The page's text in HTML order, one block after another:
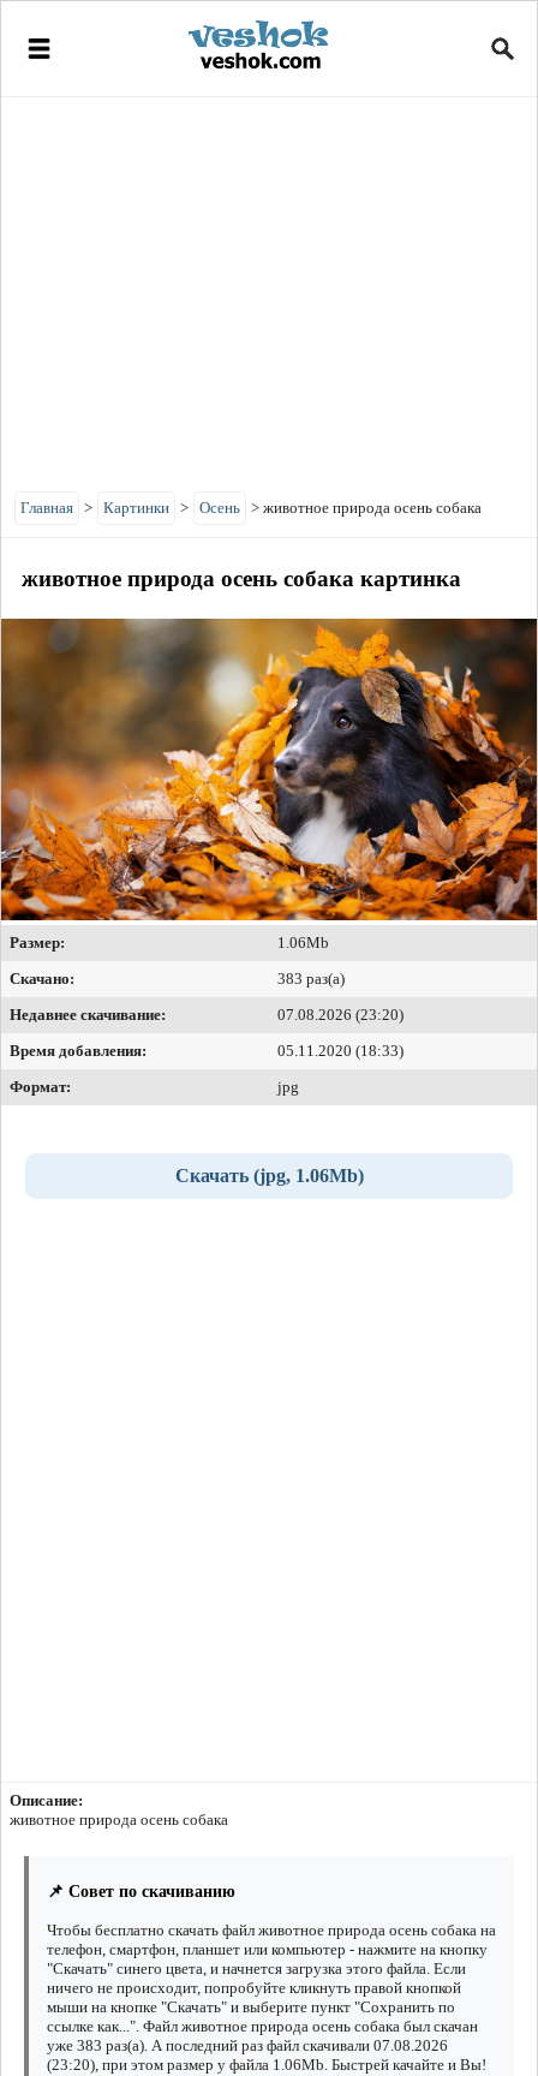
Главная > Картинки > Осень > животное природа осень собака
животное природа осень собака картинка
Размер:
1.06Mb
Скачано:
383 раз(а)
Недавнее скачивание:
07.08.2026 (23:20)
Время добавления:
05.11.2020 (18:33)
Формат:
jpg
Скачать (jpg, 1.06Mb)
Описание:
животное природа осень собака
📌 Совет по скачиванию
Чтобы бесплатно скачать файл животное природа осень собака на
телефон, смартфон, планшет или компьютер - нажмите на кнопку
"Скачать" синего цвета, и начнется загрузка этого файла. Если
ничего не происходит, попробуйте кликнуть правой кнопкой
мыши на кнопке "Скачать" и выберите пункт "Сохранить по
ссылке как...". Файл животное природа осень собака был скачан
уже 383 раз(а). А последний раз файл скачивали 07.08.2026
(23:20), при этом размер у файла 1.06Mb. Быстрей качайте и Вы!